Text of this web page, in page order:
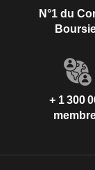
N°1 du
+ 1 300